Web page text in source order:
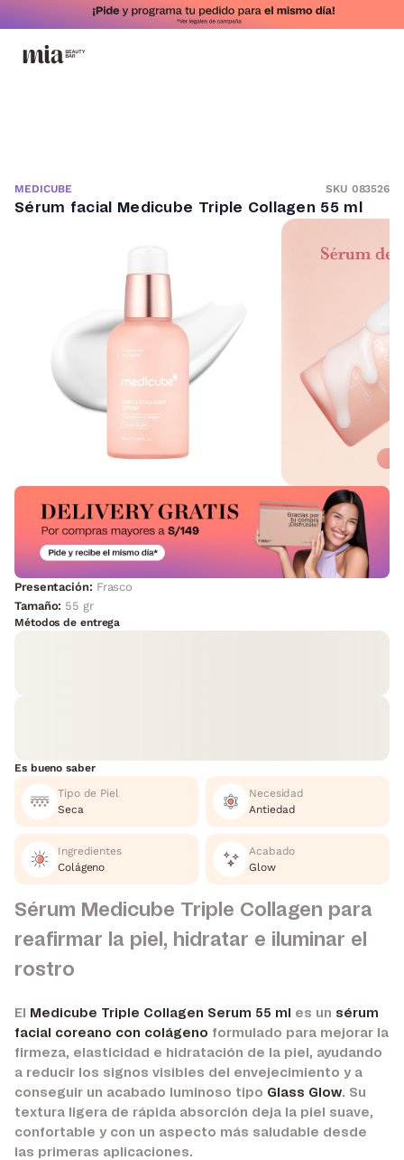
MEDICUBE SKU 083526
Sérum facial Medicube Triple Collagen 55 ml
Presentación: Frasco
Tamaño: 55 gr
Métodos de entrega
Es bueno saber
Tipo de Piel
Seca
Necesidad
Antiedad
Ingredientes
Colágeno
Acabado
Glow
Sérum Medicube Triple Collagen para
reafirmar la piel, hidratar e iluminar el
rostro
El Medicube Triple Collagen Serum 55 ml es un sérum
facial coreano con colágeno formulado para mejorar la
firmeza, elasticidad e hidratación de la piel, ayudando
a reducir los signos visibles del envejecimiento y a
conseguir un acabado luminoso tipo Glass Glow. Su
textura ligera de rápida absorción deja la piel suave,
confortable y con un aspecto más saludable desde
las primeras aplicaciones.